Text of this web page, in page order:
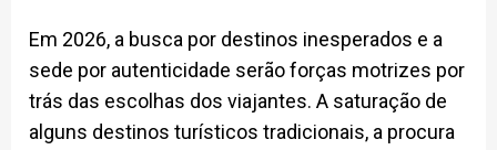
Em 2026, a busca por destinos inesperados e a
sede por autenticidade serão forças motrizes por
trás das escolhas dos viajantes. A saturação de
alguns destinos turísticos tradicionais, a procura